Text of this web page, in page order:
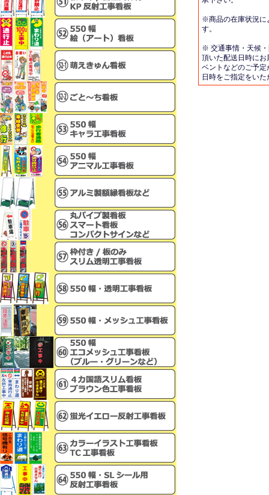
※商品の在庫状況に
す。
※ 交通事情・天候
頂いた配送日時に
ベントなどのご予
日時をご指定をい